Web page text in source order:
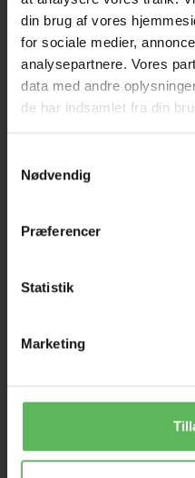
din brug af vores
for sociale medier,
analysepartnere. Vores
data med andre
de har indsamlet fra din
Nødvendig
Præferencer
Statistik
Marketing
HELE
Tilbud
I FYSISK